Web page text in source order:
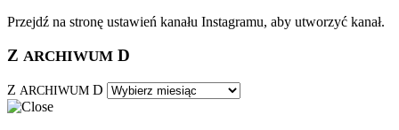
Przejdź na stronę ustawień kanału Instagramu, aby utworzyć kanał.
Z ARCHIWUM D
Z ARCHIWUM D